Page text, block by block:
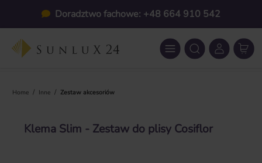
Przejdź do głównej zawartościDoradztwo fachowe: +48 664 910 542
Home / Inne / Zestaw akcesoriów
Klema Slim - Zestaw do plisy Cosiflor